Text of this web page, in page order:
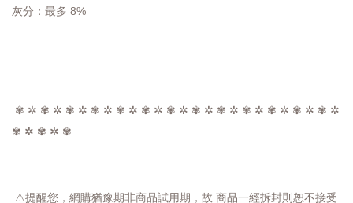
灰分：最多 8%
✾ ✲ ✾ ✲ ✾ ✲ ✾ ✲ ✾ ✲ ✾ ✲ ✾ ✲ ✾ ✲ ✾ ✲ ✾ ✲ ✾ ✲ ✾ ✲ ✾ ✲
✾ ✲ ✾ ✲ ✾
⚠提醒您，網購猶豫期非商品試用期，故 商品一經拆封則恕不接受